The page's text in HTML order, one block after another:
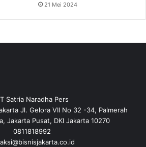
21 Mei 2024
Satria Naradha Pers
Jl. Gelora VII No 32 -34, Palmerah
Jakarta Pusat, DKI Jakarta 10270
0811818992